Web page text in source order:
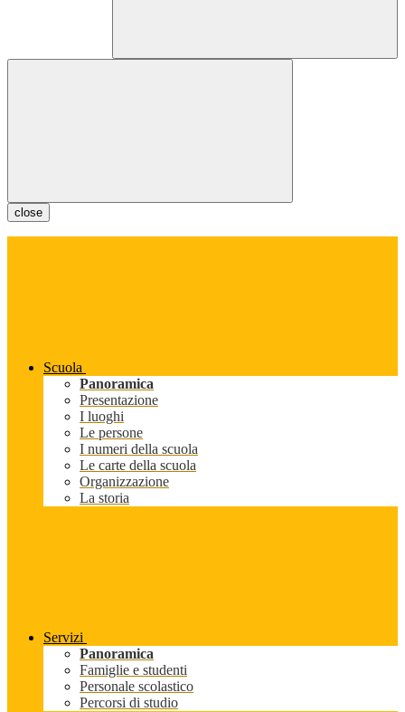
close
Scuola
Panoramica
Presentazione
I luoghi
Le persone
I numeri della scuola
Le carte della scuola
Organizzazione
La storia
Servizi
Panoramica
Famiglie e studenti
Personale scolastico
Percorsi di studio